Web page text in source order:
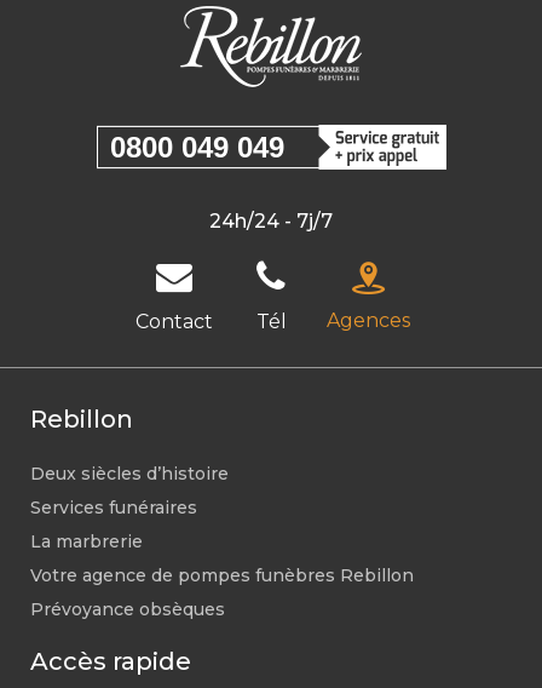
0800 049 049
24h/24 - 7j/7
Contact Tél Agences
Rebillon
Deux siècles d’histoire
Services funéraires
La marbrerie
Votre agence de pompes funèbres Rebillon
Prévoyance obsèques
Accès rapide